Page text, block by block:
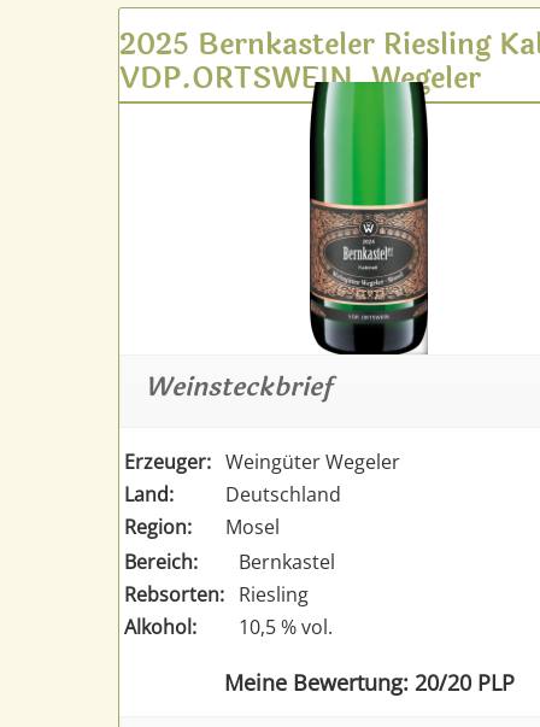
2025 Bernkasteler Riesling
VDP.ORTSWEIN, Wegeler
Weinsteckbrief
Erzeuger: Weingüter Wegeler
Land:
Deutschland
Region:
Mosel
Bereich:
Bernkastel
Rebsorten: Riesling
Alkohol:
10,5 % vol.
Meine Bewertung: 20/20 PLP